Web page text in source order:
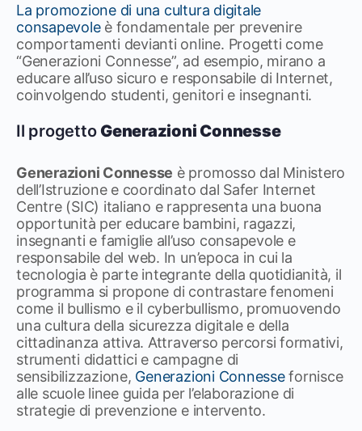
La promozione di una cultura digitale
consapevoleè fondamentale per prevenire
comportamenti devianti online. Progetti come
“Generazioni Connesse”, ad esempio, mirano a
educare all’uso sicuro e responsabile di Internet,
coinvolgendo studenti, genitori e insegnanti.
Il progetto Generazioni Connesse
Generazioni Connesse è promosso dal Ministero
dell’Istruzione e coordinato dal Safer Internet
Centre (SIC) italiano e rappresenta una buona
opportunità per educare bambini, ragazzi,
insegnanti e famiglie all’uso consapevole e
responsabile del web. In un’epoca in cui la
tecnologia è parte integrante della quotidianità, il
programma si propone di contrastare fenomeni
come il bullismo e il cyberbullismo, promuovendo
una cultura della sicurezza digitale e della
cittadinanza attiva. Attraverso percorsi formativi,
strumenti didattici e campagne di
sensibilizzazione, Generazioni Connessefornisce
alle scuole linee guida per l’elaborazione di
strategie di prevenzione e intervento.